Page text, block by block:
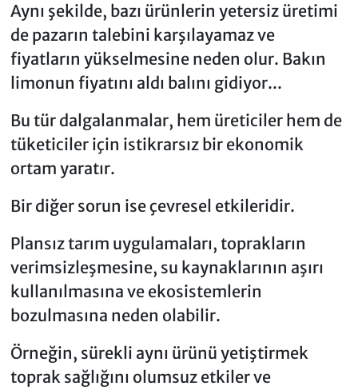
Aynı şekilde, bazı ürünlerin yetersiz üretimi
de pazarın talebini karşılayamaz ve
fiyatların yükselmesine neden olur. Bakın
limonun fiyatını aldı balını gidiyor...
Bu tür dalgalanmalar, hem üreticiler hem de
tüketiciler için istikrarsız bir ekonomik
ortam yaratır.
Bir diğer sorun ise çevresel etkileridir.
Plansız tarım uygulamaları, toprakların
verimsizleşmesine, su kaynaklarının aşırı
kullanılmasına ve ekosistemlerin
bozulmasına neden olabilir.
Örneğin, sürekli aynı ürünü yetiştirmek
toprak sağlığını olumsuz etkiler ve